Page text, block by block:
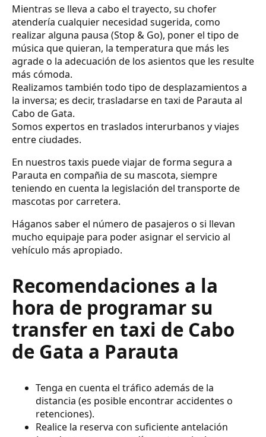
Mientras se lleva a cabo el trayecto, su chofer
atendería cualquier necesidad sugerida, como
realizar alguna pausa (Stop & Go), poner el tipo de
música que quieran, la temperatura que más les
agrade o la adecuación de los asientos que les resulte
más cómoda.
Realizamos también todo tipo de desplazamientos a
la inversa; es decir, trasladarse en taxi de Parauta al
Cabo de Gata.
Somos expertos en traslados interurbanos y viajes
entre ciudades.
En nuestros taxis puede viajar de forma segura a
Parauta en compañia de su mascota, siempre
teniendo en cuenta la legislación del transporte de
mascotas por carretera.
Háganos saber el número de pasajeros o si llevan
mucho equipaje para poder asignar el servicio al
vehículo más apropiado.
Recomendaciones a la
hora de programar su
transfer en taxi de Cabo
de Gata a Parauta
Tenga en cuenta el tráfico además de la
distancia (es posible encontrar accidentes o
retenciones).
Realice la reserva con suficiente antelación